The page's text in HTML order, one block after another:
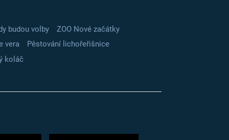
budou volby
ZOO Nové začátky
vera
Pěstování lichořeřišnice
koláč